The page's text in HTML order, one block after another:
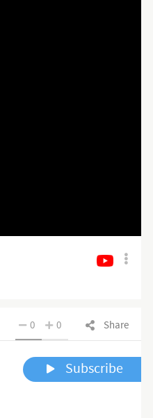
Share
0 0
Subscribe